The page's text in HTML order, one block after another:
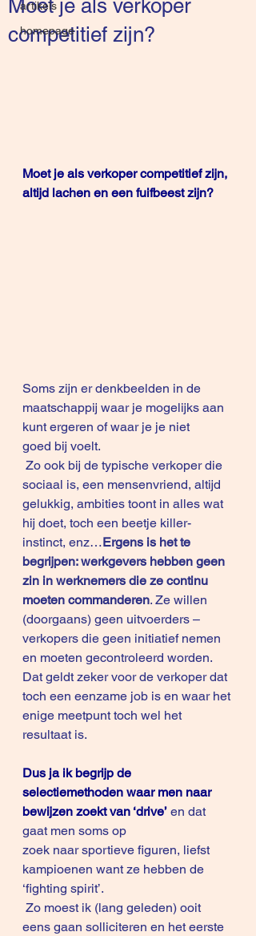
artikels
homepage
Moet je als verkoper
competitief zijn?
Moet je als verkoper competitief zijn,
altijd lachen en een fuifbeest zijn?
Soms zijn er denkbeelden in de
maatschappij waar je mogelijks aan
kunt ergeren of waar je je niet
goed bij voelt.
sociaal is, een mensenvriend, altijd
gelukkig, ambities toont in alles wat
hij doet, toch een beetje killer-
instinct, enz…Ergens is het te
begrijpen: werkgevers hebben geen
zin in werknemers die ze continu
moeten commanderen. Ze willen
(doorgaans) geen uitvoerders –
verkopers die geen initiatief nemen
en moeten gecontroleerd worden.
Dat geldt zeker voor de verkoper dat
toch een eenzame job is en waar het
enige meetpunt toch wel het
resultaat is.
Dus ja ik begrijp de
selectiemethoden waar men naar
bewijzen zoekt van ‘drive’ en dat
gaat men soms op
zoek naar sportieve figuren, liefst
kampioenen want ze hebben de
‘fighting spirit’.
eens gaan solliciteren en het eerste